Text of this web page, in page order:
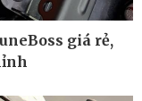
giá rẻ,